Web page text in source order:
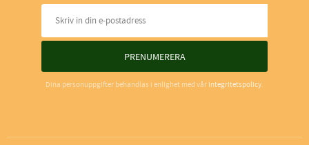
PRENUMERERA
Dina personuppgifter behandlas i enlighet med vår integritetspolicy.